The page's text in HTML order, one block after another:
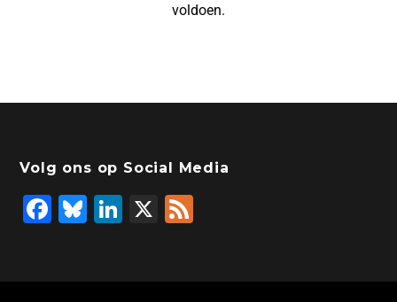
voldoen.
Volg ons op Social Media
F
Bl
Li
X